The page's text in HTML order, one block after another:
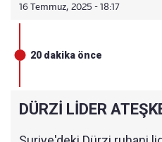
16 Temmuz, 2025 - 18:17
20 dakika önce
DÜRZİ LİDER